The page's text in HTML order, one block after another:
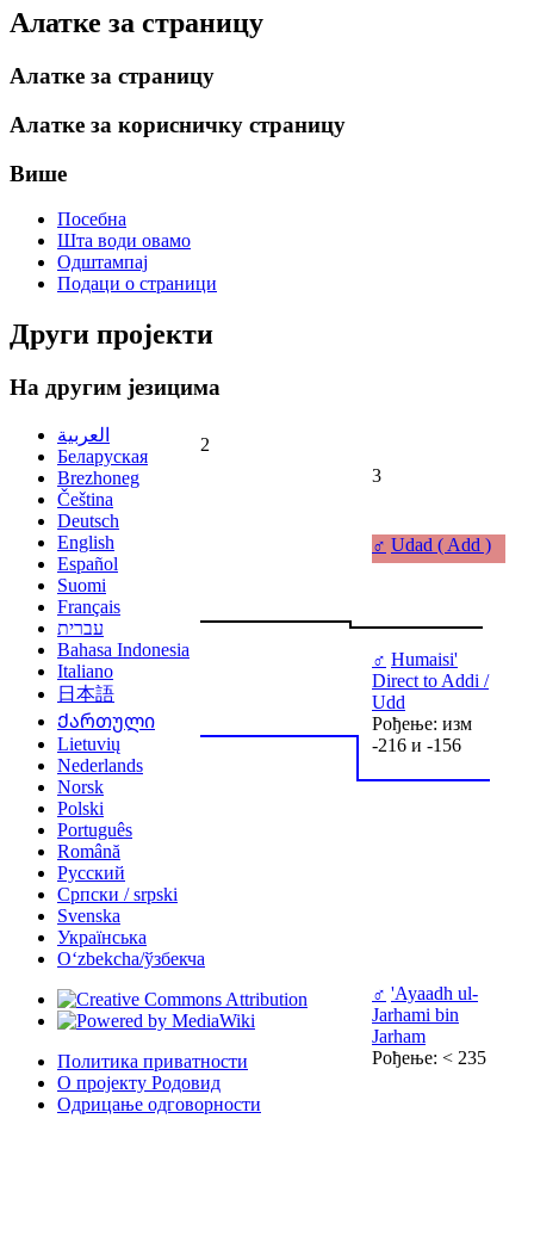
2
3
♂ Udad ( Add )
♂ Humaisi'
Direct to Addi /
Udd
Рођење: изм
-216 и -156
♂ 'Ayaadh ul-
Jarhami bin
Jarham
Рођење: < 235
Алатке за страницу
Алатке за страницу
Алатке за корисничку страницу
Више
Посебна
Шта води овамо
Одштампај
Подаци о страници
Други пројекти
На другим језицима
العربية
Беларуская
Brezhoneg
Čeština
Deutsch
English
Español
Suomi
Français
עברית
Bahasa Indonesia
Italiano
日本語
Ქართული
Lietuvių
Nederlands
Norsk
Polski
Português
Română
Русский
Српски / srpski
Svenska
Українська
Oʻzbekcha/ўзбекча
Политика приватности
О пројекту Родовид
Одрицање одговорности